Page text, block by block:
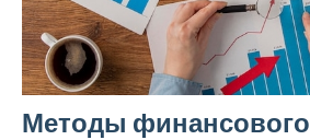
Методы финансового